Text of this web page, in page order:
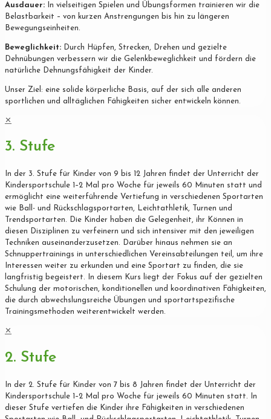
Ausdauer: In vielseitigen Spielen und Übungsformen trainieren wir die
Belastbarkeit – von kurzen Anstrengungen bis hin zu längeren
Bewegungseinheiten.
Beweglichkeit: Durch Hüpfen, Strecken, Drehen und gezielte
Dehnübungen verbessern wir die Gelenkbeweglichkeit und fördern die
natürliche Dehnungsfähigkeit der Kinder.
Unser Ziel: eine solide körperliche Basis, auf der sich alle anderen
sportlichen und alltäglichen Fähigkeiten sicher entwickeln können.
✕
3. Stufe
In der 3. Stufe für Kinder von 9 bis 12 Jahren findet der Unterricht der
Kindersportschule 1–2 Mal pro Woche für jeweils 60 Minuten statt und
ermöglicht eine weiterführende Vertiefung in verschiedenen Sportarten
wie Ball- und Rückschlagsportarten, Leichtathletik, Turnen und
Trendsportarten. Die Kinder haben die Gelegenheit, ihr Können in
diesen Disziplinen zu verfeinern und sich intensiver mit den jeweiligen
Techniken auseinanderzusetzen. Darüber hinaus nehmen sie an
Schnuppertrainings in unterschiedlichen Vereinsabteilungen teil, um ihre
Interessen weiter zu erkunden und eine Sportart zu finden, die sie
langfristig begeistert. In diesem Kurs liegt der Fokus auf der gezielten
Schulung der motorischen, konditionellen und koordinativen Fähigkeiten,
die durch abwechslungsreiche Übungen und sportartspezifische
Trainingsmethoden weiterentwickelt werden.
✕
2. Stufe
In der 2. Stufe für Kinder von 7 bis 8 Jahren findet der Unterricht der
Kindersportschule 1–2 Mal pro Woche für jeweils 60 Minuten statt. In
dieser Stufe vertiefen die Kinder ihre Fähigkeiten in verschiedenen